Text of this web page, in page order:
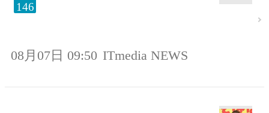
146
08月07日 09:50 ITmedia NEWS